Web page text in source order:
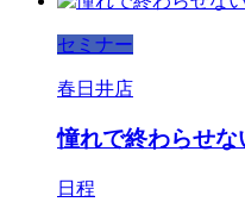
セミナー
春日井店
憧れで終わらせ
日程